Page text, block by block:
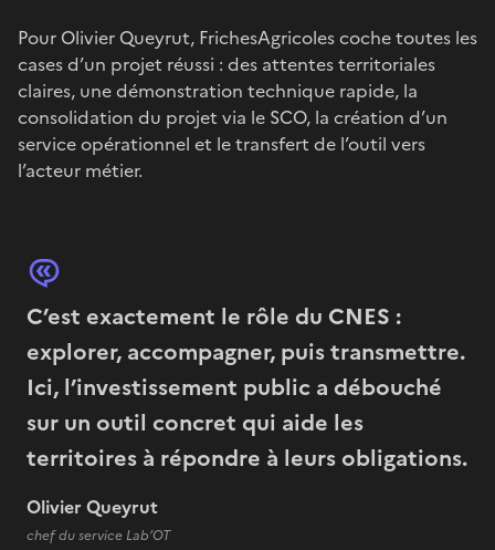
Pour Olivier Queyrut, FrichesAgricoles coche toutes les
cases d’un projet réussi : des attentes territoriales
claires, une démonstration technique rapide, la
consolidation du projet via le SCO, la création d’un
service opérationnel et le transfert de l’outil vers
l’acteur métier.
C’est exactement le rôle du CNES :
explorer, accompagner, puis transmettre.
Ici, l’investissement public a débouché
sur un outil concret qui aide les
territoires à répondre à leurs obligations.
Olivier Queyrut
chef du service Lab’OT